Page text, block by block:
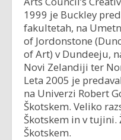
1999 je Buckley
fakultetah, na
of Jordonstone
of Art) v Dundeeju,
Novi Zelandiji ter
Leta 2005 je
na Univerzi Robert
Škotskem. Veliko
Škotskem in v tujini.
Škotskem.